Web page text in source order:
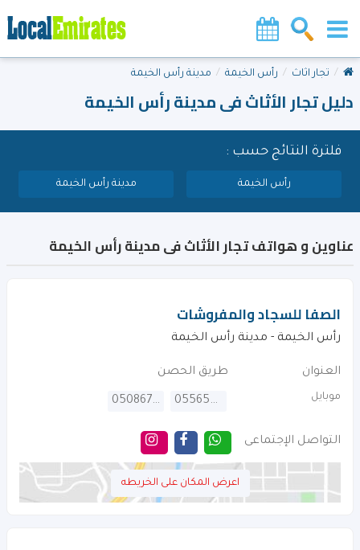
تجار اثاث رأس الخيمة مدينة رأس الخيمة
دليل تجار الأثاث فى مدينة رأس الخيمة
فلترة النتائج حسب :
رأس الخيمة مدينة رأس الخيمة
عناوين و هواتف تجار الأثاث فى مدينة رأس الخيمة
الصفا للسجاد والمفروشات
رأس الخيمة - مدينة رأس الخيمة
العنوان طريق الحصن
موبايل 0556506160
0508674424
التواصل الإجتماعى
اعرض المكان على الخريطه